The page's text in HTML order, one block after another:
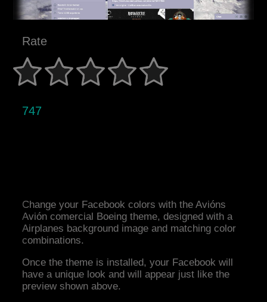
Rate
747
Change your Facebook colors with the Avións
Avión comercial Boeing theme, designed with a
Airplanes background image and matching color
combinations.
Once the theme is installed, your Facebook will
have a unique look and will appear just like the
preview shown above.